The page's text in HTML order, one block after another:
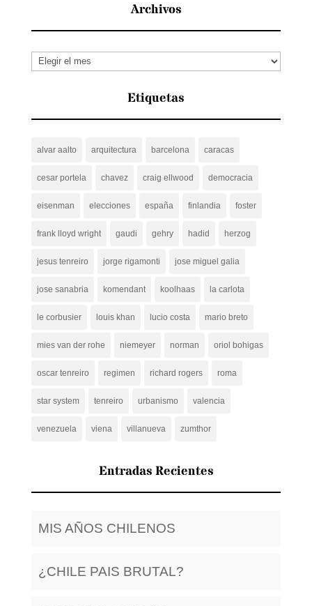
Archivos
Archivos
Etiquetas
alvar aalto arquitectura barcelona caracas
cesar portela chavez craig ellwood democracia
eisenman elecciones españa finlandia foster
frank lloyd wright gaudi gehry hadid herzog
jesus tenreiro jorge rigamonti jose miguel galia
jose sanabria komendant koolhaas la carlota
le corbusier louis khan lucio costa mario breto
mies van der rohe niemeyer norman oriol bohigas
oscar tenreiro regimen richard rogers roma
star system tenreiro urbanismo valencia
venezuela viena villanueva zumthor
Entradas Recientes
MIS AÑOS CHILENOS
¿CHILE PAIS BRUTAL?